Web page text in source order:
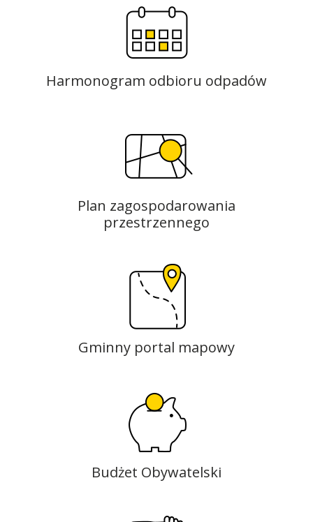
Harmonogram odbioru odpadów
Plan zagospodarowania
przestrzennego
Gminny portal mapowy
Budżet Obywatelski